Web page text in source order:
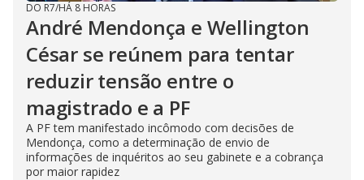
DO R7/HÁ 8 HORAS
André Mendonça e Wellington
César se reúnem para tentar
reduzir tensão entre o
magistrado e a PF
A PF tem manifestado incômodo com decisões de
Mendonça, como a determinação de envio de
informações de inquéritos ao seu gabinete e a cobrança
por maior rapidez